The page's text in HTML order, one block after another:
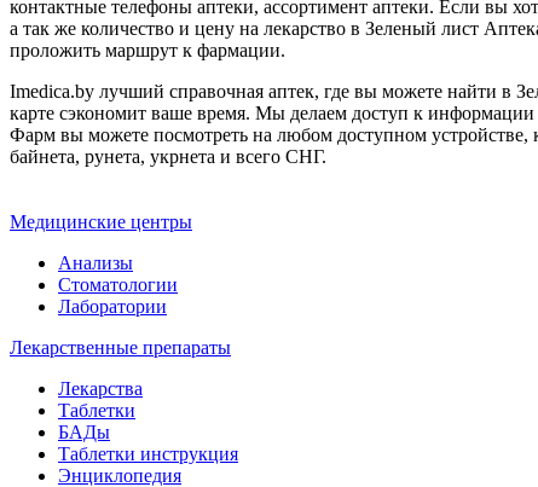
контактные телефоны аптеки, ассортимент аптеки. Если вы
а так же количество и цену на лекарство в Зеленый лист
проложить маршрут к фармации.
Imedica.by лучший справочная аптек, где вы можете найти в
карте сэкономит ваше время. Мы делаем доступ к
Фарм вы можете посмотреть на любом доступном устройстве,
байнета, рунета, укрнета и всего СНГ.
Медицинские центры
Анализы
Стоматологии
Лаборатории
Лекарственные препараты
Лекарства
Таблетки
БАДы
Таблетки инструкция
Энциклопедия